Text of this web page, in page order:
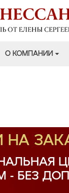
О КОМПАНИИ
НА
- БЕЗ